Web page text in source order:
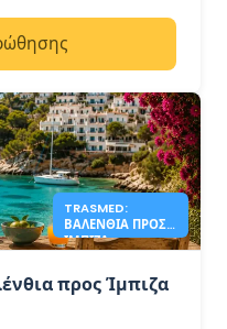
TRASMED:
ΒΑΛΈΝΘΙΑ ΠΡΟΣ
ΊΜΠΙΖΑ &
προς Ίμπιζα